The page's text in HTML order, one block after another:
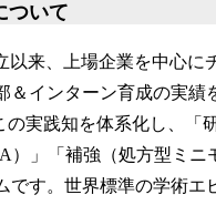
ついて
以来、上場企業を中心
インターン育成の実績
の実践知を体系化し、
）」「補強（処方型ミ
です。世界標準の学術